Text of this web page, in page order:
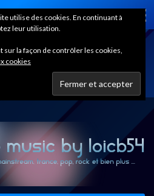
Home
utilise des cookies. En continuant à
leur utilisation.
sur la façon de contrôler les cookies,
cookies